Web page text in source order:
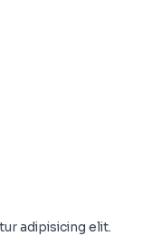
adipisicing elit.